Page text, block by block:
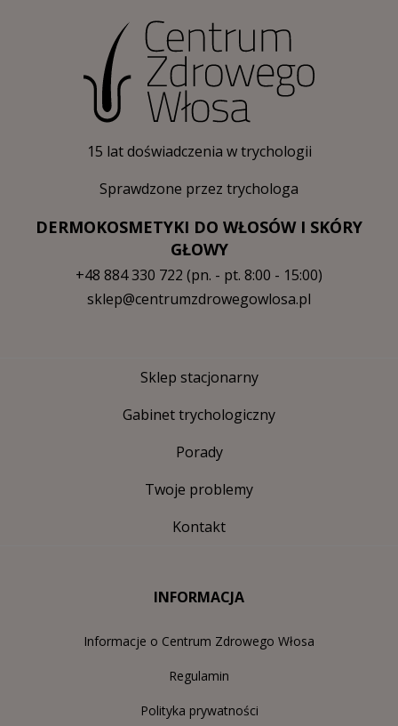
15 lat doświadczenia w trychologii
Sprawdzone przez trychologa
DERMOKOSMETYKI DO WŁOSÓW I SKÓRY
GŁOWY
+48 884 330 722 (pn. - pt. 8:00 - 15:00)
sklep@centrumzdrowegowlosa.pl
Sklep stacjonarny
Gabinet trychologiczny
Porady
Twoje problemy
Kontakt
INFORMACJA
Informacje o Centrum Zdrowego Włosa
Regulamin
Polityka prywatności